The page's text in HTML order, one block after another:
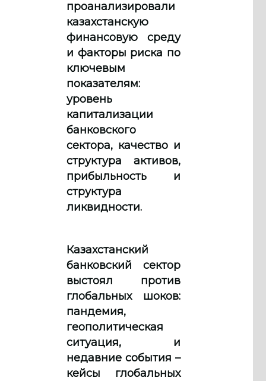
проанализировали
казахстанскую
финансовую среду
и факторы риска по
ключевым
показателям:
уровень
капитализации
банковского
сектора, качество и
структура активов,
прибыльность и
структура
ликвидности.
Казахстанский
банковский сектор
выстоял против
глобальных шоков:
пандемия,
геополитическая
ситуация, и
недавние события –
кейсы глобальных